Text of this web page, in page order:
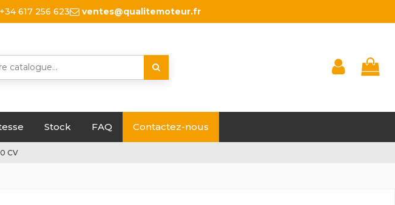
+34 617 256 623 ventes@qualitemoteur.fr
Stock FAQ Contactez-nous
CV